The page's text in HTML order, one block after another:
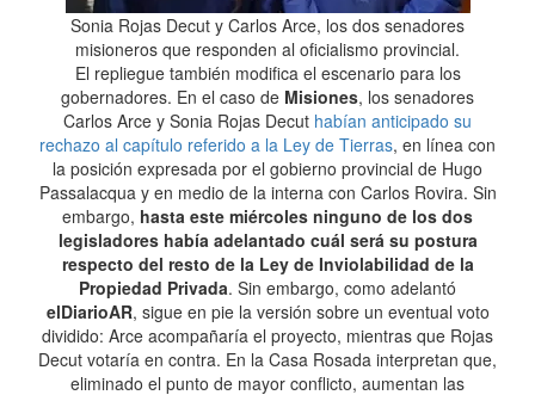
Sonia Rojas Decut y Carlos Arce, los dos senadores
misioneros que responden al oficialismo provincial.
El repliegue también modifica el escenario para los
gobernadores. En el caso de Misiones, los senadores
Carlos Arce y Sonia Rojas Decut habían anticipado su
rechazo al capítulo referido a la Ley de Tierras, en línea con
la posición expresada por el gobierno provincial de Hugo
Passalacqua y en medio de la interna con Carlos Rovira. Sin
embargo, hasta este miércoles ninguno de los dos
legisladores había adelantado cuál será su postura
respecto del resto de la Ley de Inviolabilidad de la
Propiedad Privada. Sin embargo, como adelantó
elDiarioAR, sigue en pie la versión sobre un eventual voto
dividido: Arce acompañaría el proyecto, mientras que Rojas
Decut votaría en contra. En la Casa Rosada interpretan que,
eliminado el punto de mayor conflicto, aumentan las